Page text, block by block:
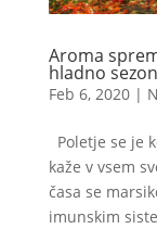
Aroma
hladno
Feb 6, 2020|
Poletje se je
kaže v vsem
časa se
imunskim